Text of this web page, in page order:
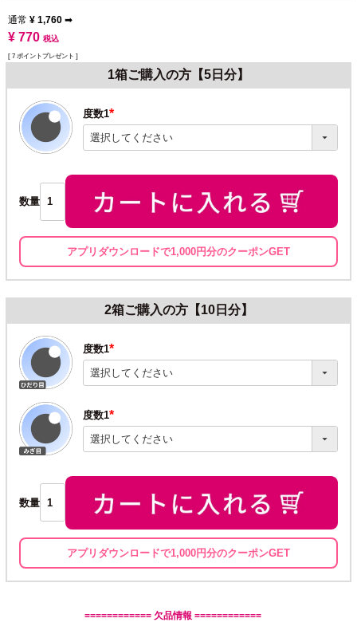
通常 ¥ 1,760 ➡
¥ 770 税込
[ 7 ポイントプレゼント ]
1箱ご購入の方【5日分】
度数1
(必
須)
数量
アプリダウンロードで1,000円分のクーポンGET
2箱ご購入の方【10日分】
度数1
(必
須)
度数1
(必
須)
数量
アプリダウンロードで1,000円分のクーポンGET
============ 欠品情報 ============